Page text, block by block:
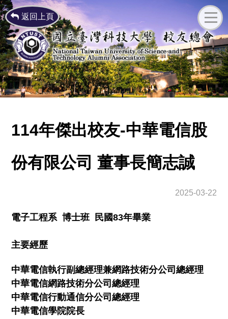
返回上頁
114年傑出校友-中華電信股
份有限公司 董事長簡志誠
2025-03-22
電子工程系 博士班 民國83年畢業
主要經歷
中華電信執行副總經理兼網路技術分公司總經理
中華電信網路技術分公司總經理
中華電信行動通信分公司總經理
中華電信學院院長